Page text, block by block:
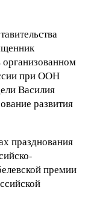
при ООН
Василия
развития
празднования
премии